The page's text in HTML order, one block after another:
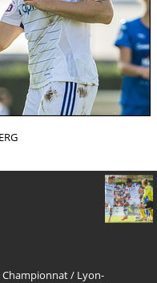
Championnat/ Lyon-